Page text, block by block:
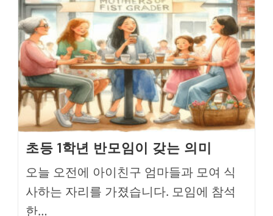
초등 1학년 반모임이 갖는 의미
오늘 오전에 아이친구 엄마들과 모여 식
사하는 자리를 가졌습니다. 모임에 참석
한…